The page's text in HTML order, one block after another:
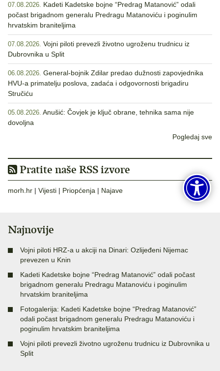
07.08.2026. Kadeti Kadetske bojne “Predrag Matanović” odali
počast brigadnom generalu Predragu Matanoviću i poginulim
hrvatskim braniteljima
07.08.2026. Vojni piloti prevezli životno ugroženu trudnicu iz
Dubrovnika u Split
06.08.2026. General-bojnik Zdilar predao dužnosti zapovjednika
HVU-a primatelju poslova, zadaća i odgovornosti brigadiru
Stručiću
05.08.2026. Anušić: Čovjek je ključ obrane, tehnika sama nije
dovoljna
Pogledaj sve
Pratite naše RSS izvore
morh.hr | Vijesti | Priopćenja | Najave
Najnovije
Vojni piloti HRZ-a u akciji na Dinari: Ozlijeđeni Nijemac
prevezen u Knin
Kadeti Kadetske bojne “Predrag Matanović” odali počast
brigadnom generalu Predragu Matanoviću i poginulim
hrvatskim braniteljima
Fotogalerija: Kadeti Kadetske bojne “Predrag Matanović”
odali počast brigadnom generalu Predragu Matanoviću i
poginulim hrvatskim braniteljima
Vojni piloti prevezli životno ugroženu trudnicu iz Dubrovnika u
Split